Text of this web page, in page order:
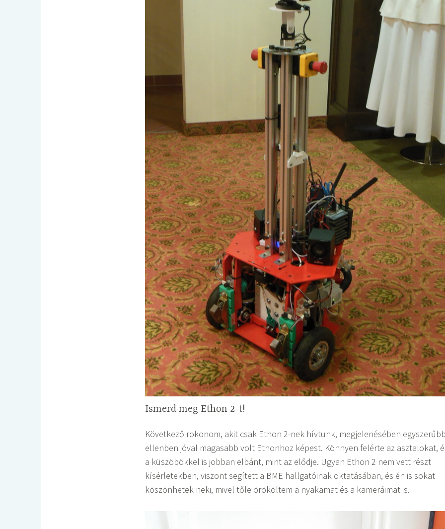
Ismerd meg Ethon 2-t!
Következő rokonom, akit csak Ethon 2-nek hívtunk, megjelenésében
ellenben jóval magasabb volt Ethonhoz képest. Könnyen felérte az asztalokat,
a küszöbökkel is jobban elbánt, mint az elődje. Ugyan Ethon 2 nem vett részt
kísérletekben, viszont segített a BME hallgatóinak oktatásában, és én is sokat
köszönhetek neki, mivel tőle örököltem a nyakamat és a kameráimat is.